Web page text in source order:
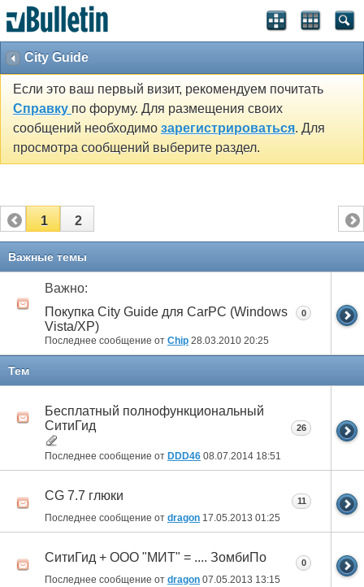
City Guide
Если это ваш первый визит, рекомендуем почитать
Справку по форуму. Для размещения своих
сообщений необходимо зарегистрироваться. Для
просмотра сообщений выберите раздел.
1 2
Важные темы
Важно:
Покупка City Guide для CarPC (Windows
Vista/XP)
Последнее сообщение от Chip 28.03.2010 20:25
0
Тем
Бесплатный полнофункциональный
СитиГид
Последнее сообщение от DDD46 08.07.2014 18:51
26
CG 7.7 глюки
Последнее сообщение от dragon 17.05.2013 01:25
11
СитиГид + ООО "МИТ" = .... ЗомбиПо
Последнее сообщение от dragon 07.05.2013 13:15
0